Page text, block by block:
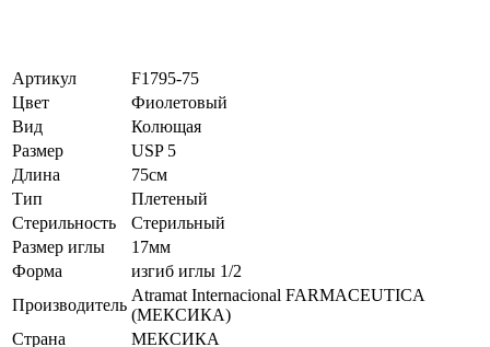
Артикул
F1795-75
Цвет
Фиолетовый
Вид
Колющая
Размер
USP 5
Длина
75см
Тип
Плетеный
Стерильность
Стерильный
Размер иглы
17мм
Форма
изгиб иглы 1/2
Производитель
Atramat Internacional FARMACEUTICA
(МЕКСИКА)
Страна
МЕКСИКА